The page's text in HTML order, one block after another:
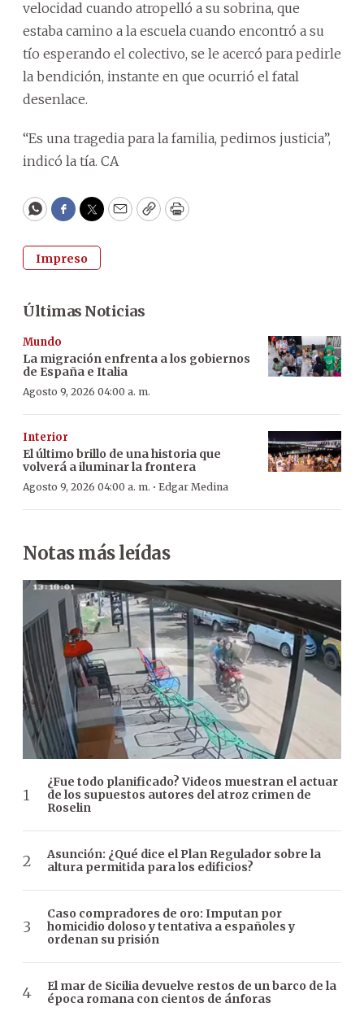
velocidad cuando atropelló a su sobrina, que
estaba camino a la escuela cuando encontró a su
tío esperando el colectivo, se le acercó para pedirle
la bendición, instante en que ocurrió el fatal
desenlace.
“Es una tragedia para la familia, pedimos justicia”,
indicó la tía. CA
WhatsApp
Facebook
Twitter
EmailCopyPrint
Impreso
Últimas Noticias
Mundo
La migración enfrenta a los gobiernos
de España e Italia
Agosto 9, 2026 04:00 a. m.
Interior
El último brillo de una historia que
volverá a iluminar la frontera
Agosto 9, 2026 04:00 a. m. · Edgar Medina
Notas más leídas
¿Fue todo planificado? Videos muestran el actuar
de los supuestos autores del atroz crimen de
Roselin
Asunción: ¿Qué dice el Plan Regulador sobre la
altura permitida para los edificios?
Caso compradores de oro: Imputan por
homicidio doloso y tentativa a españoles y
ordenan su prisión
El mar de Sicilia devuelve restos de un barco de la
época romana con cientos de ánforas